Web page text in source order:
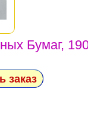
Бумаг,
заказ